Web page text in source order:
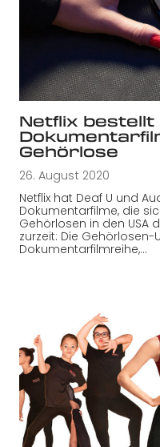
Netflix bestellt
Gehörlose
26. August 2020
Netflix hat Deaf U und
Dokumentarfilme, die
Gehörlosen in den USA
zurzeit: Die Gehörlosen-
Dokumentarfilmreihe,…